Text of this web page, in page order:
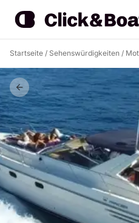
Startseite / Sehenswürdigkeiten /